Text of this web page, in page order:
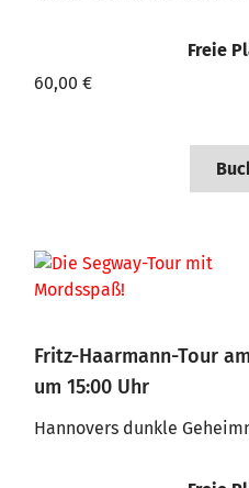
Freie
60,00 €
Fritz-Haarmann-Tour
um 15:00 Uhr
Hannovers dunkle